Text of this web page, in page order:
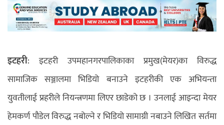
इटहरी: इटहरी उपमहानगरपालिकाका प्रमुख(मेयर)का विरुद्ध
सामाजिक सञ्जालमा भिडियो बनाउने इटहरीकी एक अभियन्ता
युवतीलाई प्रहरीले नियन्त्रणमा लिएर छाडेको छ । उनलाई आइन्दा मेयर
हेमकर्ण पौडेल विरुद्ध नबोल्ने र भिडियो सामाग्री नबाउने लिखित सर्तमा